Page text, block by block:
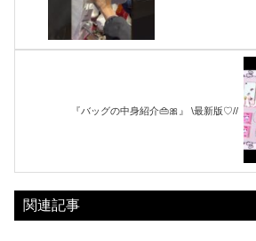
『バッグの中身紹介👜🎀』 \最新版♡//
関連記事